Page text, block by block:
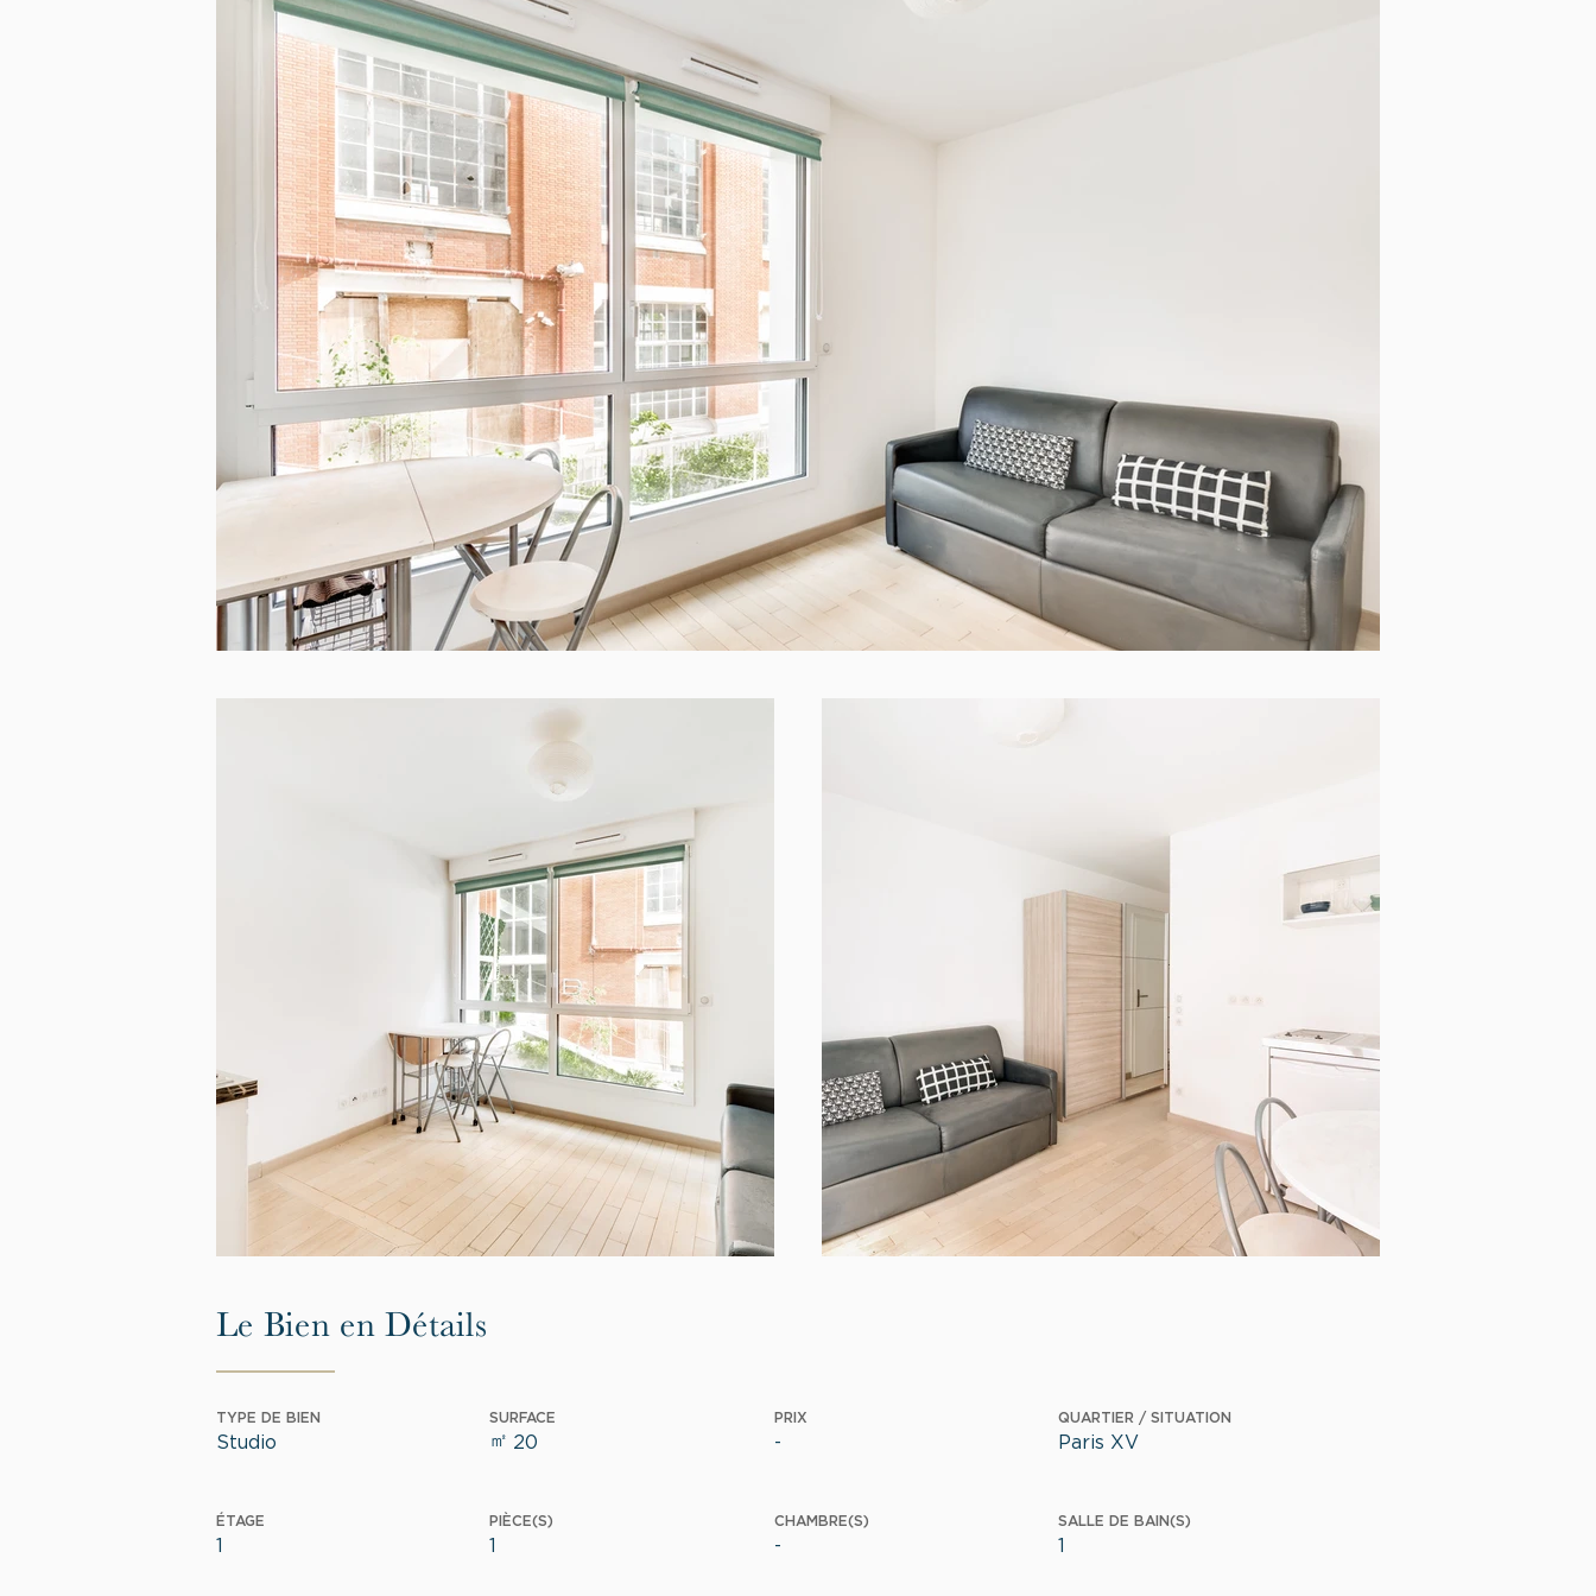
Le Bien en Détails
TYPE DE BIEN
Studio
ÉTAGE
1
SURFACE
㎡ 20
PIÈCE(S)
1
PRIX
-
CHAMBRE(S)
-
QUARTIER / SITUATION
Paris XV
SALLE DE BAIN(S)
1